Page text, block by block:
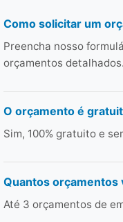
Como solicitar um
Preencha nosso
orçamentos detalhados.
O orçamento é
Sim, 100% gratuito e
Quantos orçamentos
Até 3 orçamentos de